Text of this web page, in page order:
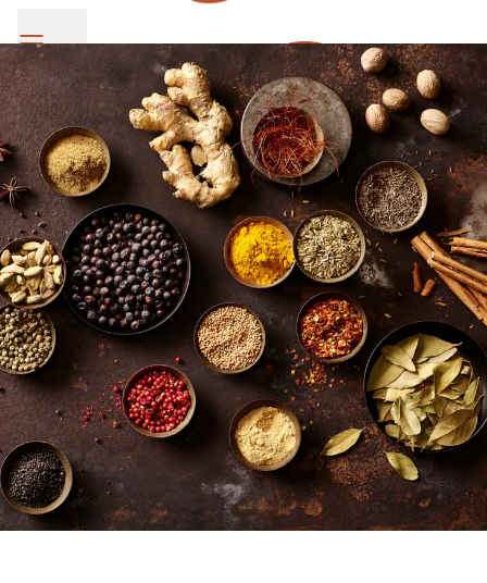
SV Group